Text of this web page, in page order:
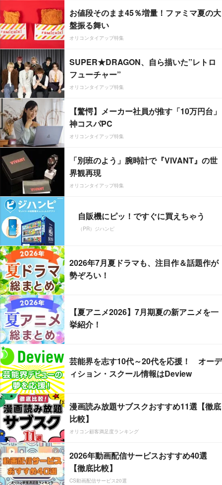
お値段そのまま45％増量！ファミマ夏の大
盤振る舞い
オリコンタイアップ特集
SUPER★DRAGON、自ら描いた”レトロ
フューチャー”
オリコンタイアップ特集
【驚愕】メーカー社員が推す「10万円台」
神コスパPC
オリコンタイアップ特集
「別班のよう」腕時計で『VIVANT』の世
界観再現
オリコンタイアップ特集
自販機にピッ！ですぐに買えちゃう
（PR）ジハンピ
2026年7月夏ドラマも、注目作＆話題作が
勢ぞろい！
【夏アニメ2026】7月期夏の新アニメを一
挙紹介！
芸能界を志す10代～20代を応援！ オーデ
ィション・スクール情報はDeview
漫画読み放題サブスクおすすめ11選【徹底
比較】
オリコン顧客満足度ランキング
2026年動画配信サービスおすすめ40選
【徹底比較】
CS動画配信サービス20選